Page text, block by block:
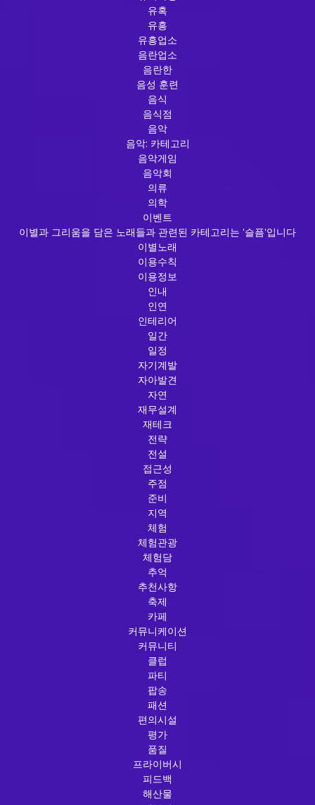
유혹
유흥
유흥업소
음란업소
음란한
음성 훈련
음식
음식점
음악
음악: 카테고리
음악게임
음악회
의류
의학
이벤트
이별과 그리움을 담은 노래들과 관련된 카테고리는 '슬픔'입니다
이별노래
이용수칙
이용정보
인내
인연
인테리어
일간
일정
자기계발
자아발견
자연
재무설계
재테크
전략
전설
접근성
주점
준비
지역
체험
체험관광
체험담
추억
추천사항
축제
카페
커뮤니케이션
커뮤니티
클럽
파티
팝송
패션
편의시설
평가
품질
프라이버시
피드백
해산물